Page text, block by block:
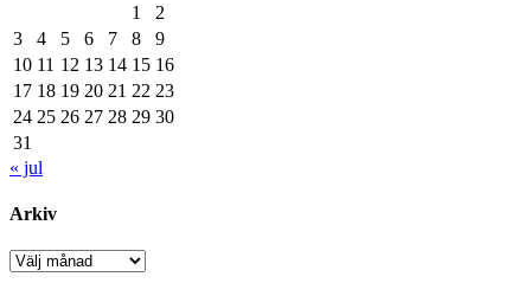
1
2
3
4 5 6 7 8
9
10 11 12 13 14 15 16
17 18 19 20 21 22 23
24 25 26 27 28 29 30
31
« jul
Arkiv
Arkiv